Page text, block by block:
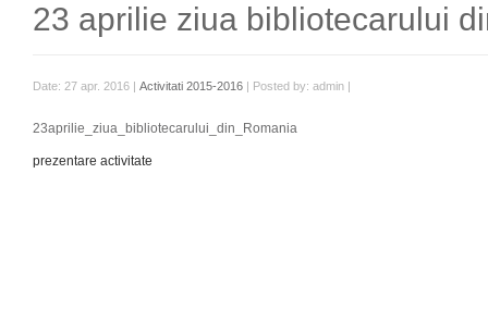
23 aprilie ziua bibliotecarului
Date: 27 apr. 2016 | Activitati 2015-2016 | Posted by: admin |
23aprilie_ziua_bibliotecarului_din_Romania
prezentare activitate